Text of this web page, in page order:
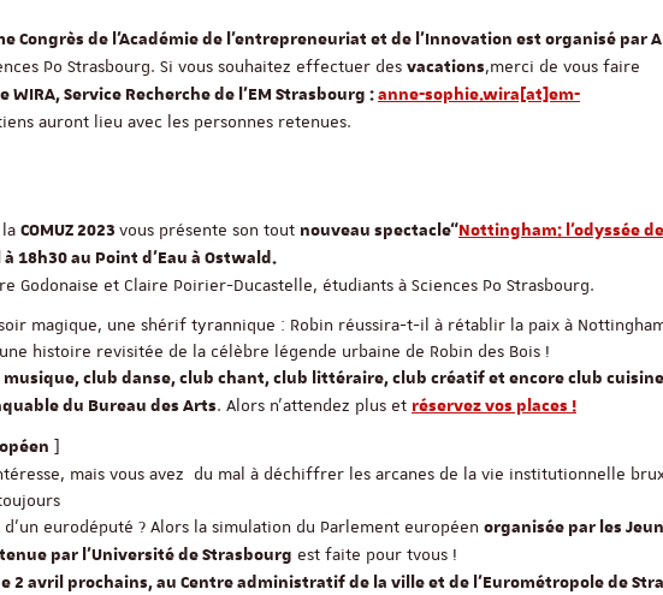
Congrès de l’Académie de l'entrepreneuriat et de l'Innovation est organisé par
Po Strasbourg. Si vous souhaitez effectuer des vacations,merci de vous faire
WIRA, Service Recherche de l'EM Strasbourg :anne-sophie.wira[at]em-
auront lieu avec les personnes retenues.
COMUZ 2023 vous présente son tout nouveau spectacle“Nottingham: l’odyssée de
18h30 au Point d’Eau à Ostwald.
Godonaise et Claire Poirier-Ducastelle, étudiants à Sciences Po Strasbourg.
magique, une shérif tyrannique : Robin réussira-t-il à rétablir la paix à
histoire revisitée de la célèbre légende urbaine de Robin des Bois !
club danse, club chant, club littéraire, club créatif et encore club
du Bureau des Arts. Alors n’attendez plus et réservez vos places !
]
mais vous avez du mal à déchiffrer les arcanes de la vie institutionnelle
eurodéputé ? Alors la simulation du Parlement européen organisée par les
par l'Université de Strasbourg est faite pour tvous !
2 avril prochains, au Centre administratif de la ville et de l’Eurométropole de
cursus franco-
Université de la Sarre !